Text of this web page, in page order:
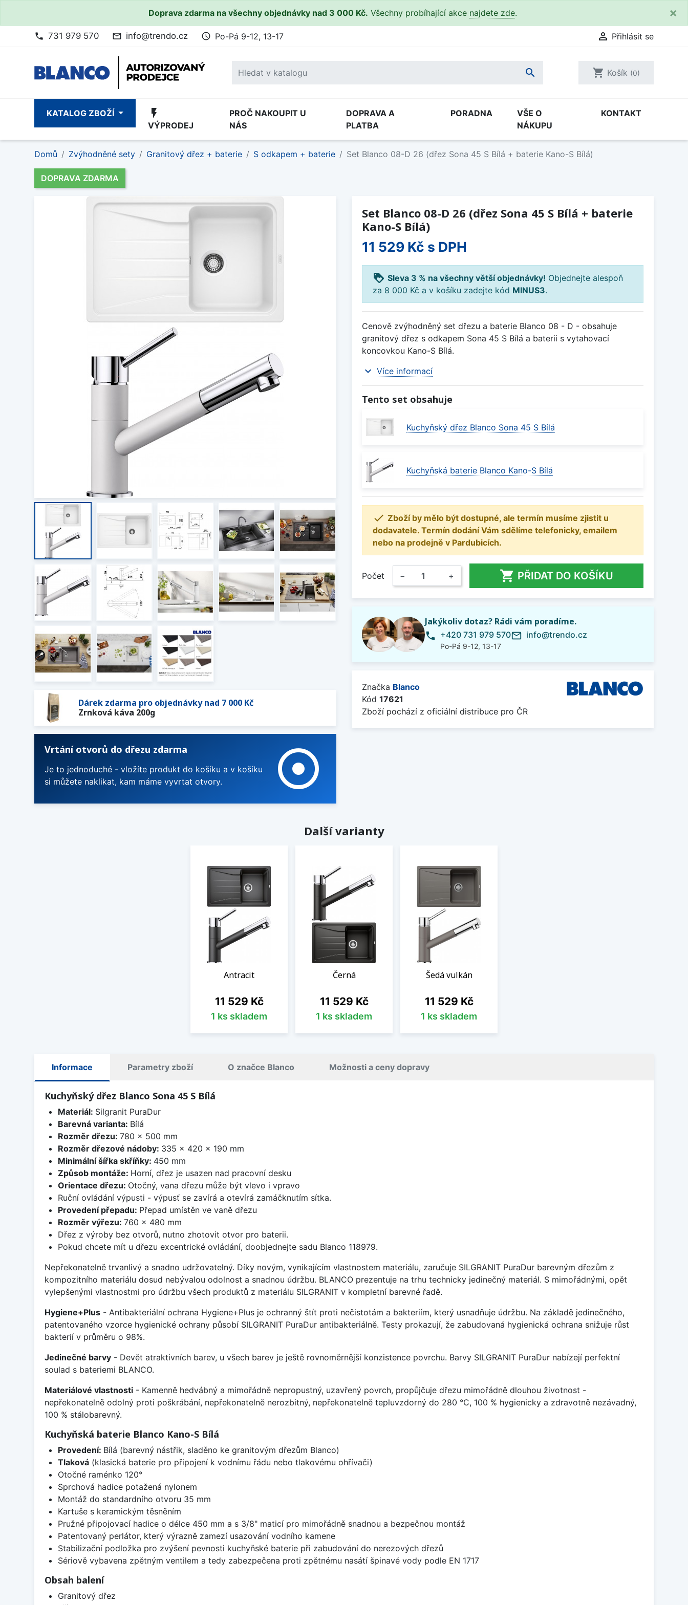
Doprava zdarma na všechny objednávky nad 3 000 Kč. Všechny probíhající akce najdete zde. ×
phone 731 979 570 mail_outline info@trendo.cz access_time Po-Pá 9-12, 13-17  Přihlásit se
 shopping_cart Košík (0)
KATALOG ZBOŽÍ flash_on
VÝPRODEJ
PROČ NAKOUPIT U
NÁS
DOPRAVA A
PLATBA
PORADNA
VŠE O
NÁKUPU
KONTAKT
Domů Zvýhodněné sety Granitový dřez + baterie S odkapem + baterie Set Blanco 08-D 26 (dřez Sona 45 S Bílá + baterie Kano-S Bílá)
DOPRAVA ZDARMA
Dárek zdarma pro objednávky nad 7 000 Kč
Zrnková káva 200g
Vrtání otvorů do dřezu zdarma
Je to jednoduché - vložíte produkt do košíku a v košíku
si můžete naklikat, kam máme vyvrtat otvory.
adjust
Set Blanco 08-D 26 (dřez Sona 45 S Bílá + baterie
Kano-S Bílá)
11 529 Kč s DPH
loyalty Sleva 3 % na všechny větší objednávky! Objednejte alespoň
za 8 000 Kč a v košíku zadejte kód MINUS3.
Cenově zvýhodněný set dřezu a baterie Blanco 08 - D - obsahuje
granitový dřez s odkapem Sona 45 S Bílá a baterii s vytahovací
koncovkou Kano-S Bílá.
expand_more Více informací
Tento set obsahuje
Kuchyňský dřez Blanco Sona 45 S Bílá
Kuchyňská baterie Blanco Kano-S Bílá
 Zboží by mělo být dostupné, ale termín musíme zjistit u
dodavatele. Termín dodání Vám sdělíme telefonicky, emailem
nebo na prodejně v Pardubicích.
Počet − +  PŘIDAT DO KOŠÍKU
Jakýkoliv dotaz? Rádi vám poradíme.
phone +420 731 979 570
Po-Pá 9-12, 13-17
mail_outline info@trendo.cz
Značka Blanco
Kód 17621
Zboží pochází z oficiální distribuce pro ČR
Další varianty
Antracit
Cena
11 529 Kč
1 ks skladem
Černá
Cena
11 529 Kč
1 ks skladem
Šedá vulkán
Cena
11 529 Kč
1 ks skladem
Informace Parametry zboží O značce Blanco Možnosti a ceny dopravy
Kuchyňský dřez Blanco Sona 45 S Bílá
Materiál: Silgranit PuraDur
Barevná varianta: Bílá
Rozměr dřezu: 780 x 500 mm
Rozměr dřezové nádoby: 335 x 420 x 190 mm
Minimální šířka skříňky: 450 mm
Způsob montáže: Horní, dřez je usazen nad pracovní desku
Orientace dřezu: Otočný, vana dřezu může být vlevo i vpravo
Ruční ovládání výpusti - výpusť se zavírá a otevírá zamáčknutím sítka.
Provedení přepadu: Přepad umístěn ve vaně dřezu
Rozměr výřezu: 760 x 480 mm
Dřez z výroby bez otvorů, nutno zhotovit otvor pro baterii.
Pokud chcete mít u dřezu excentrické ovládání, doobjednejte sadu Blanco 118979.
Nepřekonatelně trvanlivý a snadno udržovatelný. Díky novým, vynikajícím vlastnostem materiálu, zaručuje SILGRANIT PuraDur barevným dřezům z
kompozitního materiálu dosud nebývalou odolnost a snadnou údržbu. BLANCO prezentuje na trhu technicky jedinečný materiál. S mimořádnými, opět
vylepšenými vlastnostmi pro údržbu všech produktů z materiálu SILGRANIT v kompletní barevné řadě.
Hygiene+Plus - Antibakteriální ochrana Hygiene+Plus je ochranný štít proti nečistotám a bakteriím, který usnadňuje údržbu. Na základě jedinečného,
patentovaného vzorce hygienické ochrany působí SILGRANIT PuraDur antibakteriálně. Testy prokazují, že zabudovaná hygienická ochrana snižuje růst
bakterií v průměru o 98%.
Jedinečné barvy - Devět atraktivních barev, u všech barev je ještě rovnoměrnější konzistence povrchu. Barvy SILGRANIT PuraDur nabízejí perfektní
soulad s bateriemi BLANCO.
Materiálové vlastnosti - Kamenně hedvábný a mimořádně nepropustný, uzavřený povrch, propůjčuje dřezu mimořádně dlouhou životnost -
nepřekonatelně odolný proti poškrábání, nepřekonatelně nerozbitný, nepřekonatelně tepluvzdorný do 280 °C, 100 % hygienicky a zdravotně nezávadný,
100 % stálobarevný.
Kuchyňská baterie Blanco Kano-S Bílá
Provedení: Bílá (barevný nástřik, sladěno ke granitovým dřezům Blanco)
Tlaková(klasická baterie pro připojení k vodnímu řádu nebo tlakovému ohřívači)
Otočné raménko 120°
Sprchová hadice potažená nylonem
Montáž do standardního otvoru 35 mm
Kartuše s keramickým těsněním
Pružné připojovací hadice o délce 450 mm a s 3/8" maticí pro mimořádně snadnou a bezpečnou montáž
Patentovaný perlátor, který výrazně zamezí usazování vodního kamene
Stabilizační podložka pro zvýšení pevnosti kuchyňské baterie při zabudování do nerezových dřezů
Sériově vybavena zpětným ventilem a tedy zabezpečena proti zpětnému nasátí špinavé vody podle EN 1717
Obsah balení
Granitový dřez